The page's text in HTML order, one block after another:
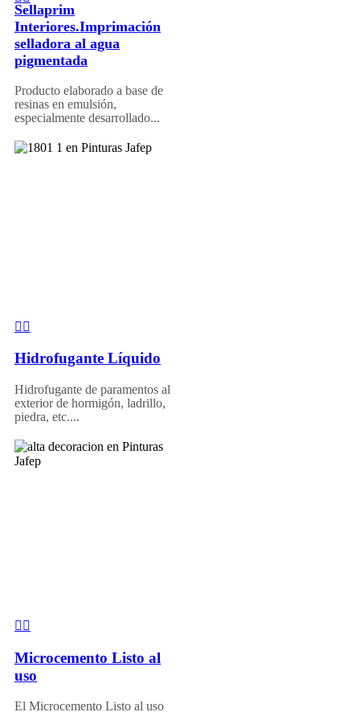
Sellaprim
Interiores.Imprimación
selladora al agua
pigmentada
Producto elaborado a base de
resinas en emulsión,
especialmente desarrollado...
Hidrofugante Líquido
Hidrofugante de paramentos al
exterior de hormigón, ladrillo,
piedra, etc....
Microcemento Listo al
uso
El Microcemento Listo al uso